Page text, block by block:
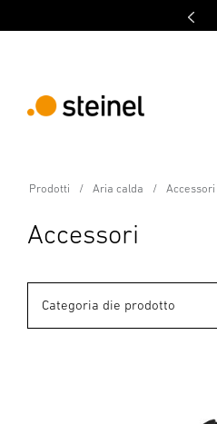
Prodotti Aria calda Accessori
Accessori
Categoria die prodotto